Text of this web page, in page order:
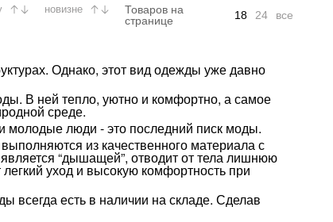
новизне Товаров на
странице 18 24 все
Однако, этот вид одежды уже давно
В ней тепло, уютно и комфортно, а самое
среде.
молодые люди - это последний писк моды.
из качественного материала с
“дышащей”, отводит от тела лишнюю
уход и высокую комфортность при
всегда есть в наличии на складе. Сделав